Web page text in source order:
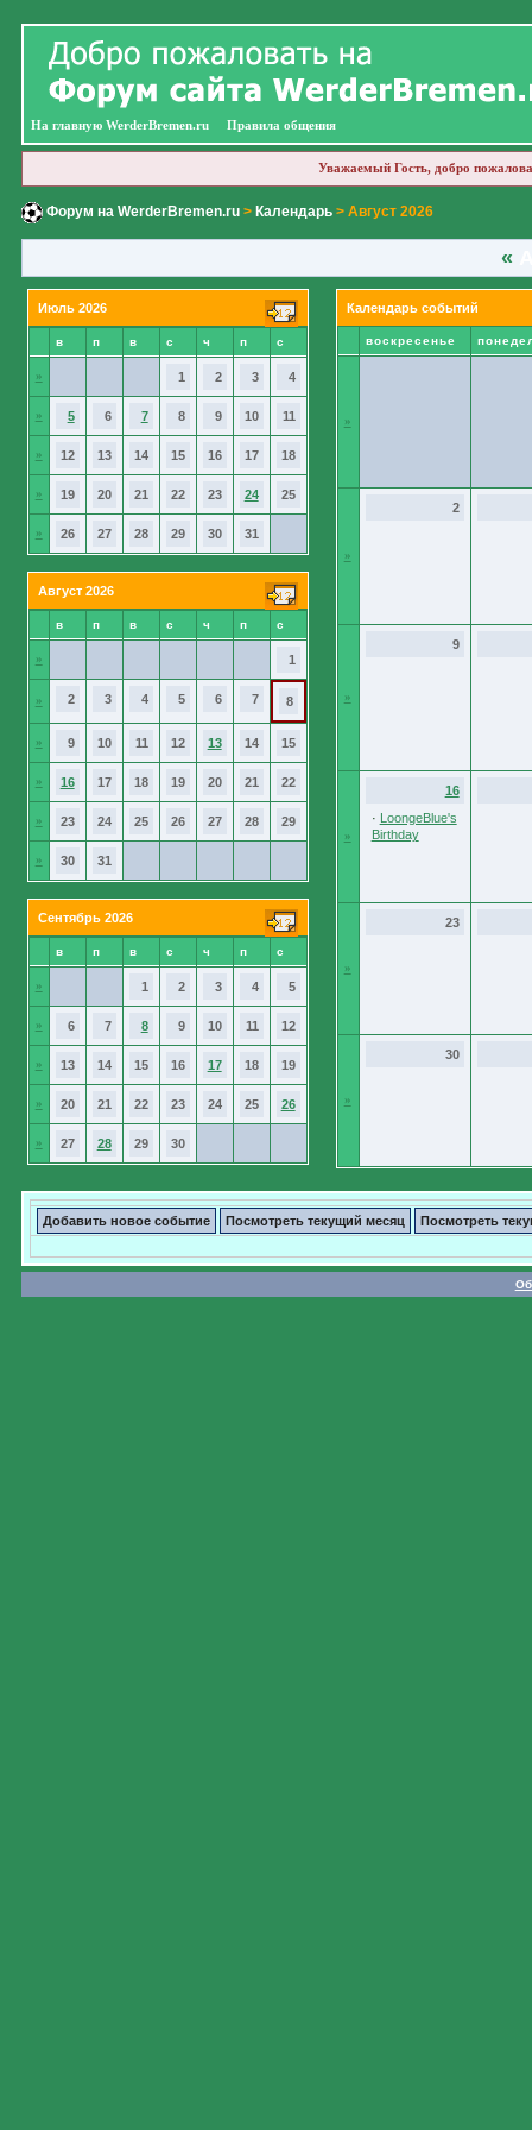
На главную WerderBremen.ru Правила общения
Уважаемый Гость, добро
Форум на WerderBremen.ru> Календарь> Август 2026
«
Июль 2026
в п в с ч п с
» 1 2 3 4
» 5 6 7 8 9 10 11
» 12 13 14 15 16 17 18
» 19 20 21 22 23 24 25
» 26 27 28 29 30 31
Август 2026
в п в с ч п с
» 1
» 2 3 4 5 6 7 8
» 9 10 11 12 13 14 15
» 16 17 18 19 20 21 22
» 23 24 25 26 27 28 29
» 30 31
Сентябрь 2026
в п в с ч п с
» 1 2 3 4 5
» 6 7 8 9 10 11 12
» 13 14 15 16 17 18 19
» 20 21 22 23 24 25 26
» 27 28 29 30
Календарь событий
воскресенье
»
»
2
»
9
»
16
· LoongeBlue's
Birthday
»
23
»
30
Добавить новое событие Посмотреть текущий месяц Посмотреть